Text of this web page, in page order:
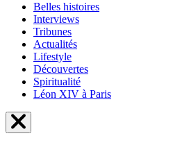
Belles histoires
Interviews
Tribunes
Actualités
Lifestyle
Découvertes
Spiritualité
Léon XIV à Paris